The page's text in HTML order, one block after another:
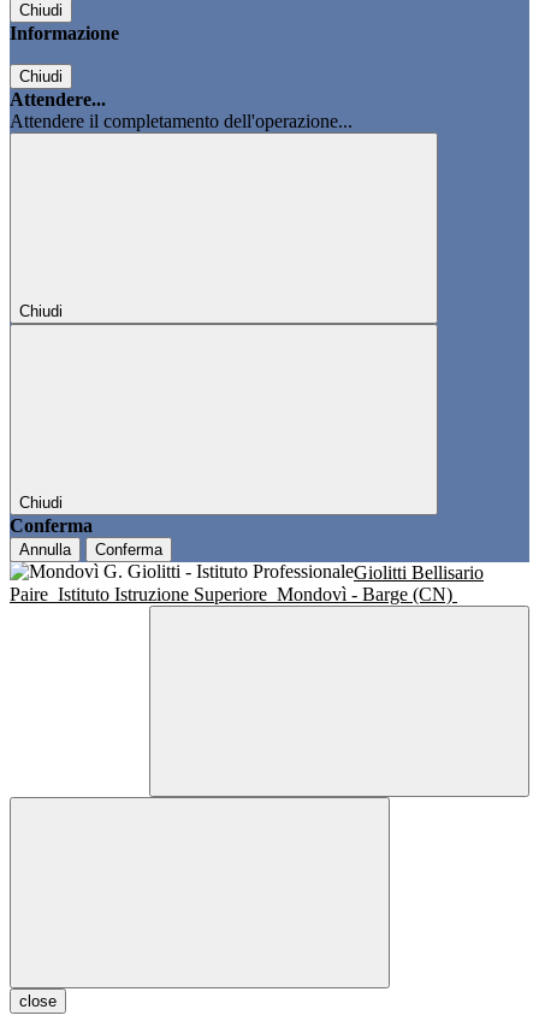
Chiudi
Informazione
Chiudi
Attendere...
Attendere il completamento dell'operazione...
Chiudi
Chiudi
Conferma
Annulla Conferma
Giolitti Bellisario
Paire Istituto Istruzione Superiore Mondovì - Barge (CN)
close